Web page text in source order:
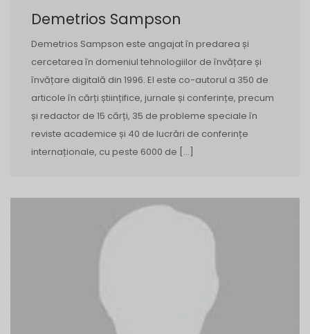
Demetrios Sampson
Demetrios Sampson este angajat în predarea și
cercetarea în domeniul tehnologiilor de învățare și
învățare digitală din 1996. El este co-autorul a 350 de
articole în cărți științifice, jurnale și conferințe, precum
și redactor de 15 cărți, 35 de probleme speciale în
reviste academice și 40 de lucrări de conferințe
internaționale, cu peste 6000 de […]